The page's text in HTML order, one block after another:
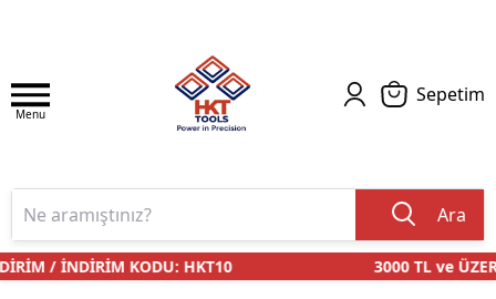
Menu
Sepetim
Ara
/ İNDİRİM KODU: HKT10 3000 TL ve ÜZERİ